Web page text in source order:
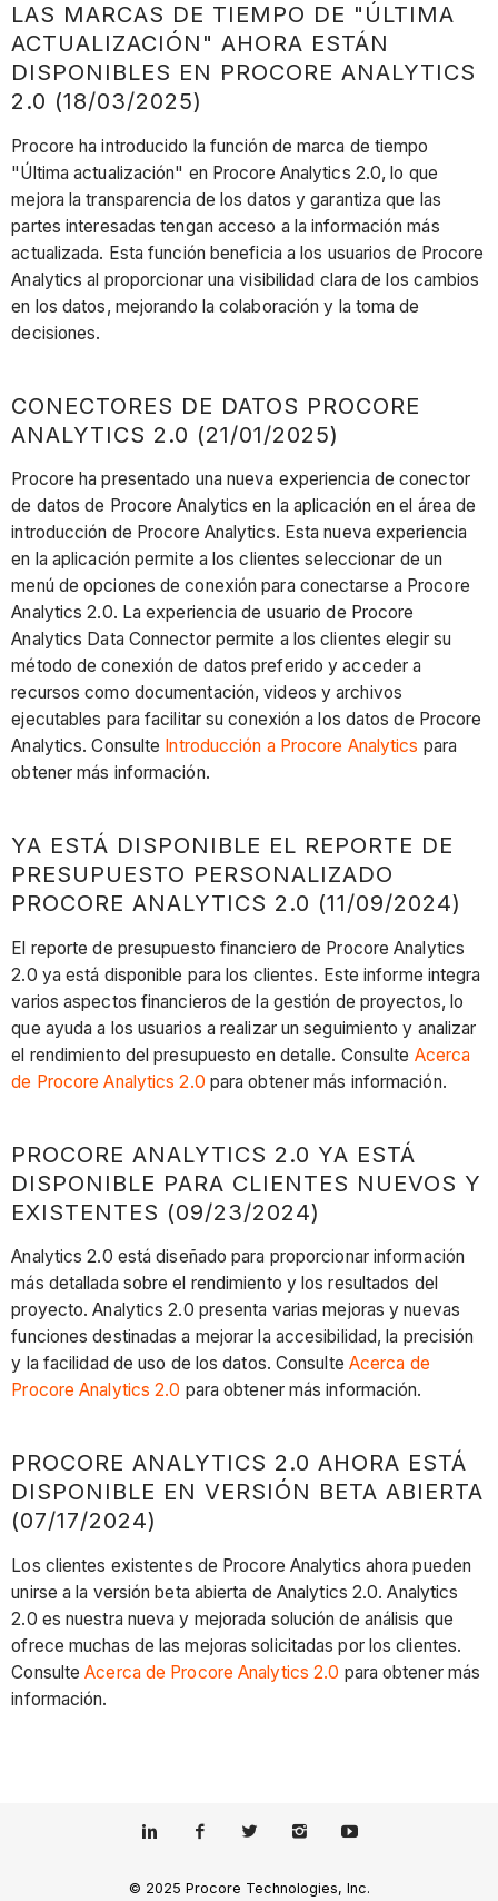
LAS MARCAS DE TIEMPO DE "ÚLTIMA
ACTUALIZACIÓN" AHORA ESTÁN
DISPONIBLES EN PROCORE ANALYTICS
2.0 (18/03/2025)
Procore ha introducido la función de marca de tiempo
"Última actualización" en Procore Analytics 2.0, lo que
mejora la transparencia de los datos y garantiza que las
partes interesadas tengan acceso a la información más
actualizada. Esta función beneficia a los usuarios de Procore
Analytics al proporcionar una visibilidad clara de los cambios
en los datos, mejorando la colaboración y la toma de
decisiones.
CONECTORES DE DATOS PROCORE
ANALYTICS 2.0 (21/01/2025)
Procore ha presentado una nueva experiencia de conector
de datos de Procore Analytics en la aplicación en el área de
introducción de Procore Analytics. Esta nueva experiencia
en la aplicación permite a los clientes seleccionar de un
menú de opciones de conexión para conectarse a Procore
Analytics 2.0. La experiencia de usuario de Procore
Analytics Data Connector permite a los clientes elegir su
método de conexión de datos preferido y acceder a
recursos como documentación, videos y archivos
ejecutables para facilitar su conexión a los datos de Procore
Analytics. Consulte Introducción a Procore Analytics para
obtener más información.
YA ESTÁ DISPONIBLE EL REPORTE DE
PRESUPUESTO PERSONALIZADO
PROCORE ANALYTICS 2.0 (11/09/2024)
El reporte de presupuesto financiero de Procore Analytics
2.0 ya está disponible para los clientes. Este informe integra
varios aspectos financieros de la gestión de proyectos, lo
que ayuda a los usuarios a realizar un seguimiento y analizar
el rendimiento del presupuesto en detalle. Consulte Acerca
de Procore Analytics 2.0 para obtener más información.
PROCORE ANALYTICS 2.0 YA ESTÁ
DISPONIBLE PARA CLIENTES NUEVOS Y
EXISTENTES (09/23/2024)
Analytics 2.0 está diseñado para proporcionar información
más detallada sobre el rendimiento y los resultados del
proyecto. Analytics 2.0 presenta varias mejoras y nuevas
funciones destinadas a mejorar la accesibilidad, la precisión
y la facilidad de uso de los datos. Consulte Acerca de
Procore Analytics 2.0 para obtener más información.
PROCORE ANALYTICS 2.0 AHORA ESTÁ
DISPONIBLE EN VERSIÓN BETA ABIERTA
(07/17/2024)
Los clientes existentes de Procore Analytics ahora pueden
unirse a la versión beta abierta de Analytics 2.0. Analytics
2.0 es nuestra nueva y mejorada solución de análisis que
ofrece muchas de las mejoras solicitadas por los clientes.
ConsulteAcerca de Procore Analytics 2.0 para obtener más
información.
© 2025 Procore Technologies, Inc.